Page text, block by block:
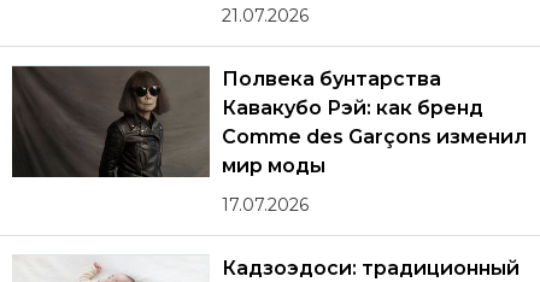
21.07.2026
Полвека бунтарства
Кавакубо Рэй: как бренд
Comme des Garçons изменил
мир моды
17.07.2026
Кадзоэдоси: традиционный